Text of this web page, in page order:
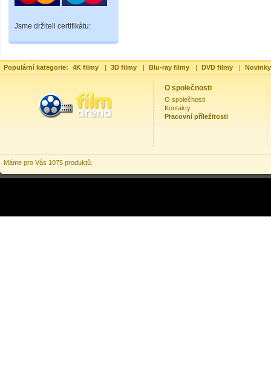
Jsme držiteli certifikátu:
Populární kategorie: 4K filmy | 3D filmy | Blu-ray filmy | DVD filmy |
O společnosti
O společnosti
Kontakty
Pracovní příležitosti
Máme pro Vás 1075 produktů.